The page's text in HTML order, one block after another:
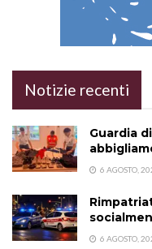
Notizie recenti
Guardia
6 AGOSTO,
6 AGOSTO,